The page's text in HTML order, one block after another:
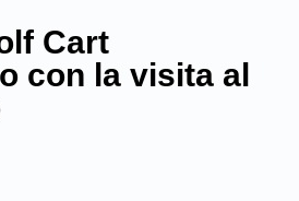
Cart
con la visita al